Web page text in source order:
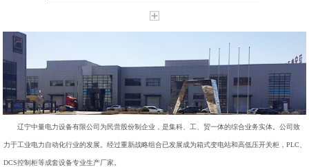
辽宁中量电力设备有限公司为民营股份制企业，是集科、工、贸一体的综合业务实体。公司致
力于工业电力自动化行业的发展。经过重新战略组合已发展成为箱式变电站和高低压开关柜，PLC、
DCS控制柜等成套设备专业生产厂家。